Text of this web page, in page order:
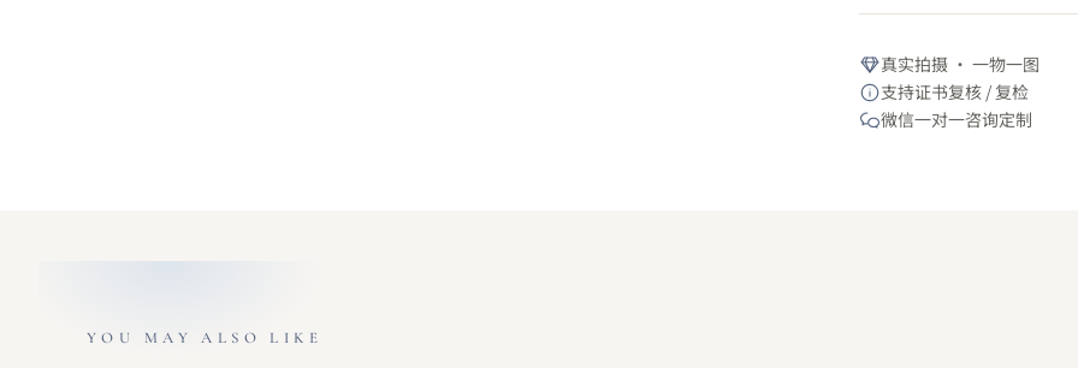
真实拍摄 · 一物一图
支持证书复核 / 复检
微信一对一咨询定制
YOU MAY ALSO LIKE